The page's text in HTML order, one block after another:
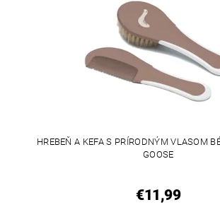
HREBEŇ A KEFA S PRÍRODNÝM VLASOM
GOOSE
€11,99